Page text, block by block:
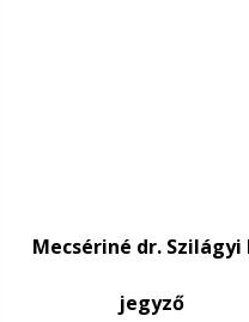
Mecsériné dr.